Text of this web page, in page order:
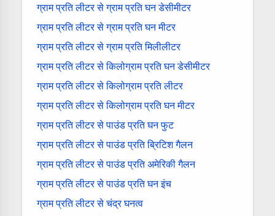
ग्राम प्रति लीटर से ग्राम प्रति घन डेसीमीटर
ग्राम प्रति लीटर से ग्राम प्रति घन मीटर
ग्राम प्रति लीटर से ग्राम प्रति मिलीलीटर
ग्राम प्रति लीटर से किलोग्राम प्रति घन डेसीमीटर
ग्राम प्रति लीटर से किलोग्राम प्रति लीटर
ग्राम प्रति लीटर से किलोग्राम प्रति घन मीटर
ग्राम प्रति लीटर से पाउंड प्रति घन फुट
ग्राम प्रति लीटर से पाउंड प्रति ब्रिटिश गैलन
ग्राम प्रति लीटर से पाउंड प्रति अमेरिकी गैलन
ग्राम प्रति लीटर से पाउंड प्रति घन इंच
ग्राम प्रति लीटर से चंद्र घनत्व